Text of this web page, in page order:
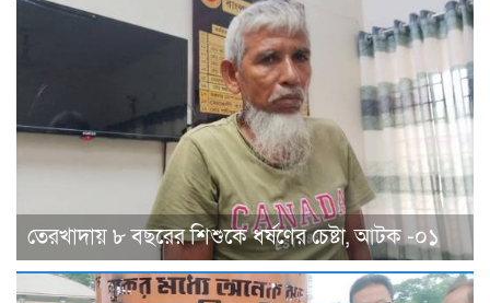
তেরখাদায় ৮ বছরের শিশুকে ধর্ষণের চেষ্টা, আটক -০১